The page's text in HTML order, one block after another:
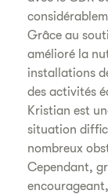
Grâce au
amélioré la
installations
des activités
Kristian est
situation
nombreux
Cependant,